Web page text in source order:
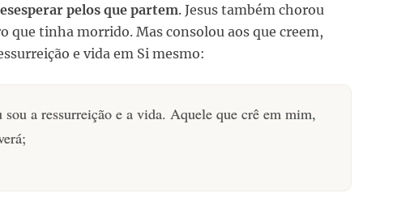
pelos que partem. Jesus também chorou
que tinha morrido. Mas consolou aos que creem,
e vida em Si mesmo:
sou a ressurreição e a vida. Aquele que crê em mim,